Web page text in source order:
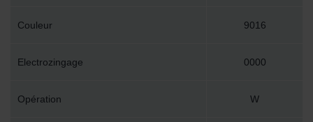
Couleur 9016
Electrozingage 0000
Opération W